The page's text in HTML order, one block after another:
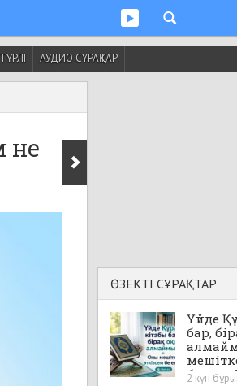
АУДИО СҰРАҚТАР
не
ӨЗЕКТІ СҰРАҚТАР
Үйде
бар,
бе
2 күн